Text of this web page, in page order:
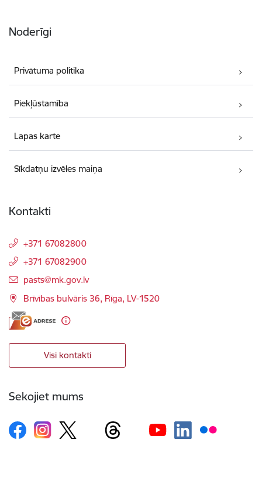
Noderīgi
Privātuma politika
Piekļūstamība
Lapas karte
Sīkdatņu izvēles maiņa
Kontakti
+371 67082800
+371 67082900
E-pasts:
pasts@mk.gov.lv
Brīvības bulvāris 36, Rīga, LV-1520
Visi kontakti
Sekojiet mums